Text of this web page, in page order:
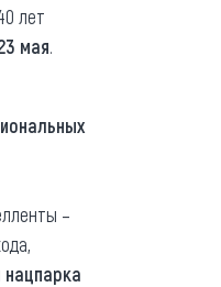
лет
мая.
–
нацпарка